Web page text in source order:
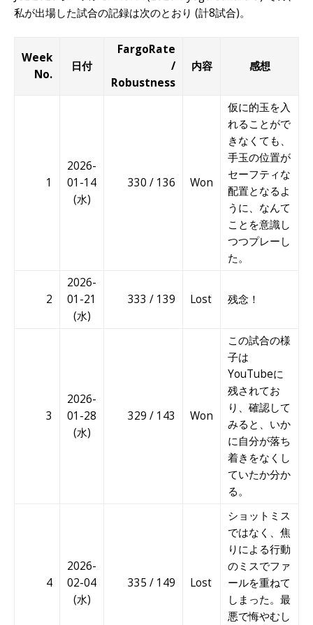
私が出場した試合の記録は次のとおり (計8試合)。
Week
No.
日付
FargoRate
/
Robustness
内容 感想
1
2026-
01-14
(水)
330 / 136 Won
仮に的玉を入
れることがで
きなくても、
手玉の位置が
セーフティな
配置となるよ
うに、なんて
ことを意識し
つつプレーし
た。
2
2026-
01-21
(水)
333 / 139 Lost 残念！
3
2026-
01-28
(水)
329 / 143 Won
この試合の様
子は
YouTubeに
残されてお
り、確認して
みると、いか
に自分が落ち
着きをなくし
ていたか分か
る。
4
2026-
02-04
(水)
335 / 149 Lost
ショットミス
ではなく、焦
りによる行動
のミスでファ
ールを重ねて
しまった。最
悪で悔やむし